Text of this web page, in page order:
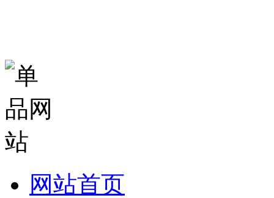
网站首页